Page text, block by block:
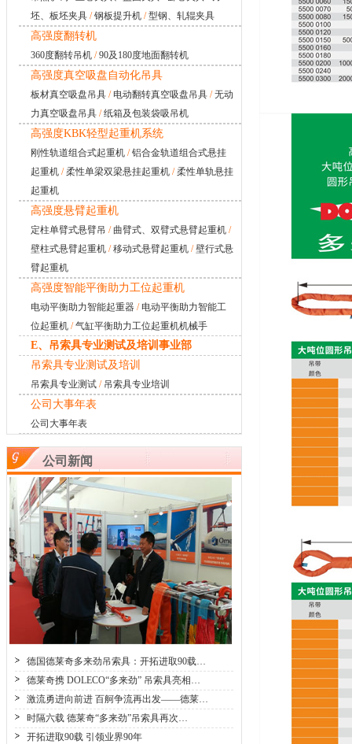
坯、板坯夹具 /钢板提升机 /型钢、轧辊夹具
高强度翻转机
360度翻转吊机 /90及180度地面翻转机
高强度真空吸盘自动化吊具
板材真空吸盘吊具 / 电动翻转真空吸盘吊具 /无动
力真空吸盘吊具 /纸箱及包装袋吸吊机
高强度KBK轻型起重机系统
刚性轨道组合式起重机 /铝合金轨道组合式悬挂
起重机 /柔性单梁双梁悬挂起重机 /柔性单轨悬挂
起重机
高强度悬臂起重机
定柱单臂式悬臂吊 /曲臂式、双臂式悬臂起重机 /
壁柱式悬臂起重机 /移动式悬臂起重机 /壁行式悬
臂起重机
高强度智能平衡助力工位起重机
电动平衡助力智能起重器 / 电动平衡助力智能工
位起重机 /气缸平衡助力工位起重机机械手
E、吊索具专业测试及培训事业部
吊索具专业测试及培训
吊索具专业测试 / 吊索具专业培训
公司大事年表
公司大事年表
公司新闻
德国德莱奇多来劲吊索具：开拓进取90载…
德莱奇携 DOLECO“多来劲” 吊索具亮相…
激流勇进向前进 百舸争流再出发——德莱…
时隔六载 德莱奇“多来劲”吊索具再次…
开拓进取90载 引领业界90年